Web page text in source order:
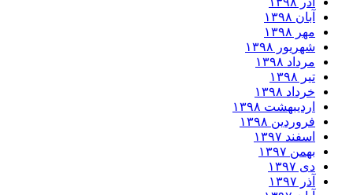
آبان ۱۳۹۸
مهر ۱۳۹۸
شهریور ۱۳۹۸
مرداد ۱۳۹۸
تیر ۱۳۹۸
خرداد ۱۳۹۸
اردیبهشت ۱۳۹۸
فروردین ۱۳۹۸
اسفند ۱۳۹۷
بهمن ۱۳۹۷
دی ۱۳۹۷
آذر ۱۳۹۷